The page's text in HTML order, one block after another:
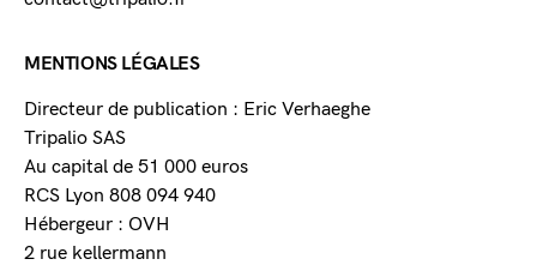
MENTIONS LÉGALES
Directeur de publication : Eric Verhaeghe
Tripalio SAS
Au capital de 51 000 euros
RCS Lyon 808 094 940
Hébergeur : OVH
2 rue kellermann